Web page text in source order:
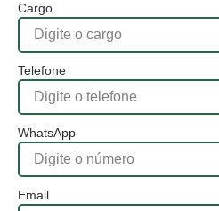
Cargo
Telefone
WhatsApp
Email